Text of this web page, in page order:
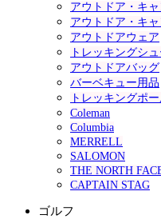
アウトドア・キ
アウトドア・キ
アウトドアウェア
トレッキングシ
アウトドアバッグ
バーベキュー用品
トレッキングポ
Coleman
Columbia
MERRELL
SALOMON
THE NORTH
CAPTAIN STAG
ゴルフ